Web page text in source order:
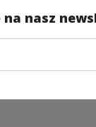
na nasz